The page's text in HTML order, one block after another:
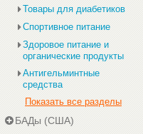
Товары для диабетиков
Спортивное питание
Здоровое питание и
органические продукты
Антигельминтные
средства
Показать все разделы
БАДы (США)